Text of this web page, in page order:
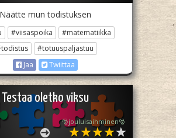
Näätte mun todistuksen
#viisaspoika
#matematiikka
#totuuspaljastuu
Jaa
Twiittaa
Testaa oletko viksu
🎅jouluisaihminen🎅